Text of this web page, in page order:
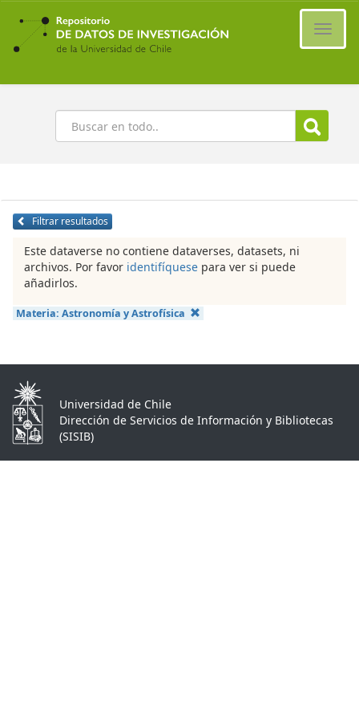
Ir
contenido
principal
Buscar
Filtrar resultados
Este dataverse no contiene dataverses, datasets, ni
archivos. Por favor identifíquese para ver si puede
añadirlos.
Materia: Astronomía y Astrofísica
Universidad de Chile
Dirección de Servicios de Información y Bibliotecas
(SISIB)